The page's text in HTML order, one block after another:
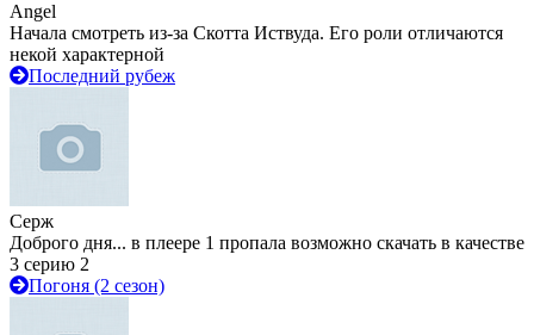
Angel
Начала смотреть из-за Скотта Иствуда. Его роли отличаются
некой характерной
Последний рубеж
Серж
Доброго дня... в плеере 1 пропала возможно скачать в качестве
3 серию 2
Погоня (2 сезон)